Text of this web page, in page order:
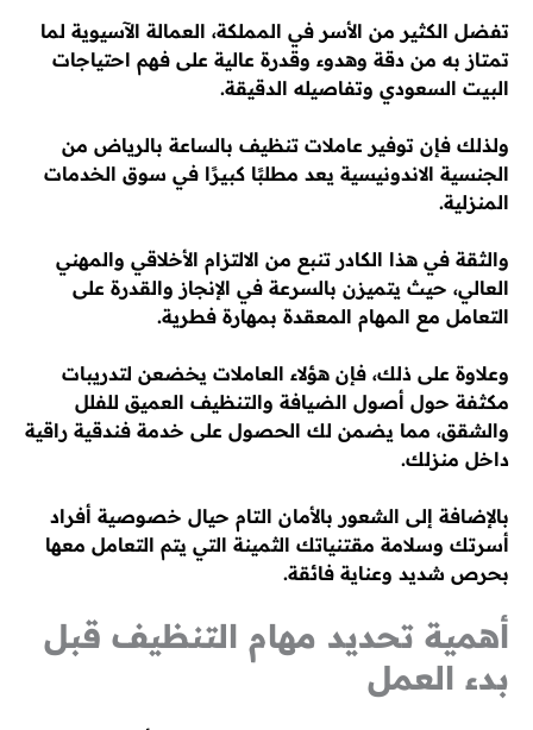
تفضل الكثير من الأسر في المملكة، العمالة الآسيوية لما
تمتاز به من دقة وهدوء وقدرة عالية على فهم احتياجات
البيت السعودي وتفاصيله الدقيقة.
ولذلك فإن توفير عاملات تنظيف بالساعة بالرياض من
الجنسية الاندونيسية يعد مطلبًا كبيرًا في سوق الخدمات
المنزلية.
والثقة في هذا الكادر تنبع من الالتزام الأخلاقي والمهني
العالي، حيث يتميزن بالسرعة في الإنجاز والقدرة على
التعامل مع المهام المعقدة بمهارة فطرية.
وعلاوة على ذلك، فإن هؤلاء العاملات يخضعن لتدريبات
مكثفة حول أصول الضيافة والتنظيف العميق للفلل
والشقق، مما يضمن لك الحصول على خدمة فندقية راقية
داخل منزلك.
بالإضافة إلى الشعور بالأمان التام حيال خصوصية أفراد
أسرتك وسلامة مقتنياتك الثمينة التي يتم التعامل معها
بحرص شديد وعناية فائقة.
أهمية تحديد مهام التنظيف قبل
بدء العمل